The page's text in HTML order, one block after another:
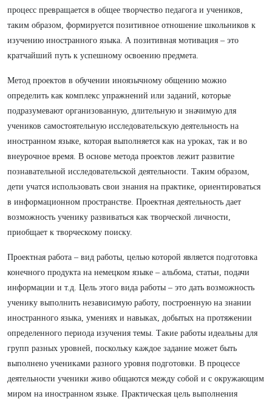
процесс превращается в общее творчество педагога и учеников,
таким образом, формируется позитивное отношение школьников к
изучению иностранного языка. А позитивная мотивация – это
кратчайший путь к успешному освоению предмета.
Метод проектов в обучении иноязычному общению можно
определить как комплекс упражнений или заданий, которые
подразумевают организованную, длительную и значимую для
учеников самостоятельную исследовательскую деятельность на
иностранном языке, которая выполняется как на уроках, так и во
внеурочное время. В основе метода проектов лежит развитие
познавательной исследовательской деятельности. Таким образом,
дети учатся использовать свои знания на практике, ориентироваться
в информационном пространстве. Проектная деятельность дает
возможность ученику развиваться как творческой личности,
приобщает к творческому поиску.
Проектная работа – вид работы, целью которой является подготовка
конечного продукта на немецком языке – альбома, статьи, подачи
информации и т.д. Цель этого вида работы – это дать возможность
ученику выполнить независимую работу, построенную на знании
иностранного языка, умениях и навыках, добытых на протяжении
определенного периода изучения темы. Такие работы идеальны для
групп разных уровней, поскольку каждое задание может быть
выполнено учениками разного уровня подготовки. В процессе
деятельности ученики живо общаются между собой и с окружающим
миром на иностранном языке. Практическая цель выполнения